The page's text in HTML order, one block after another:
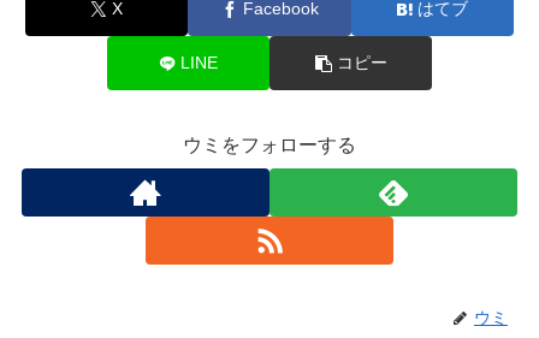
X Facebook はてブ
LINE コピー
ウミをフォローする
ウミ